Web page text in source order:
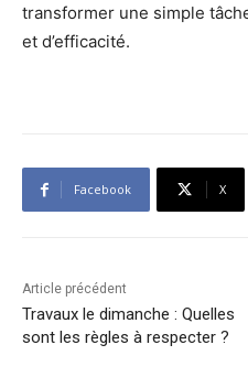
transformer une simple
et d’efficacité.
Facebook X
Article précédent
Travaux le dimanche : Quelles
sont les règles à respecter ?